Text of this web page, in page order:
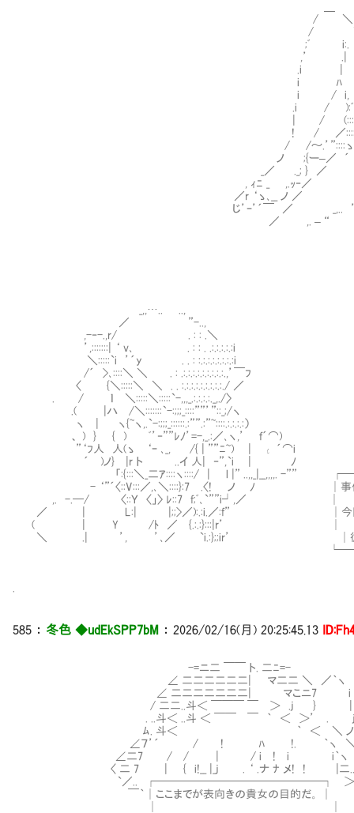
/ ＼ } ヽj从ノ＞-勹
/ ＼ i r’rfっ..ｲ,.-”´/^ﾍ
;ﾞ i:. ＼ i .ノﾚﾚ７ノ＼._ζ__
,’ .| ヽ、 / ´ノ 〉. 〈〉
.i | i＼__〔_._ノ 〈
i ﾊ ノ::::::＼ ＼､
i / i, (:::::::::::::::::＼
.i / ):ﾞ､
| / (:::::`､ /
! / ／
/ /～.’”::::ゝ ”” ｀ヽ
ノ ;{ー–／ ´
_／ ._; } ／ .: ,,,.ヽ、
, ｨﾆ _ ,.ｯ‐／ ﾉ´￣ ｀～.､_,.
／r ‘ゝ､__ ノ
じ’ｰ’´￣ ／ _,..
／ ,. – “ ,,. -
_,,….. .., │. , ´
／ ”-.., │ / ＿
,-‐-.,r/ . : : .＼ │ 」
’,:::::::| ‘ v､ . : : . .:.:.:.:.:i │ 〈
＼:::::`i ’´y . . : :.:.:.:.:.:.:.:i │ ヽ
/´ >､::::＼ ＼ . : .:.:.:.:.:.:.:.:.:.,’￣ﾌ
〈 {＼:::::＼ ＼ . . :.:.:.:.:.:.:.:.:./ ／ │
. / ｌ ＼:::::＼:::::`-,,,_.:.:.:.:._,./〉 │￣
.( |ハ /＼:::::::`-:;;;_::::””’”::_;/
ヽ | ヽ{~ヽ,.`-
、 ) } { ) ﾞ’‐””ﾚﾉ’=-,_.:／､ヽ,’ ｆ´⌒) │
”‘ﾌ人 人(ゝ ‘ｰ ､_, /{ | ””ﾆ~) | ι ´⌒i
´ )ノ} |r ト ..イ 人| ‐”,`i | ﾉ
「:{:::＼_二ｱ::::ヽ::::/ | l |” ..,,_|__,,,,. -””
- ‘”´〈::V:::／,､＼::::}:7 .〈! ノ ﾉ │事件に巻き込
,. -.─/ 〈::Ｙ 〈」〉 ﾚ
／ | L:| |;;>／):.:i.／:f” │今回の任務は彼を
( | Y /ﾄ ／
＼ .| ’, ’､／ `i.:};;ir’ │彼が巻き込ま
585 ： 冬色 ◆udEkSPP7bM ： 2026/02/16(月) 20:25:45.13
-=ニ二 ￣￣ ト. 二ﾆ=-
∠ 二二二二二二| マ二二 ＼ ／｀ヽ
∠ 二二二二二二二| マこニ7
/ 二二..斗＜ ￣￣￣ ￣
. ..斗＜ ..斗 ＜ ￣￣ ￣ ｀ ＜ ＞
ﾑ. 斗＜ ｀ ＜ ＼
∠７’´ / ! ﾊ !. ｀ヽ ＼ //
∠二7 / / | / i ! i i｀ヽ ヽ l ! ー
〈 二 7 | { i!__ |_j . ‘ .ナ ﾅ メ! ! |二..ヽ
`／.. ┌───────────────┐ ＞
￣｀│ここまでが表向きの貴女の目的だ。